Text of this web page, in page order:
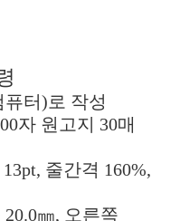
터)로 작성
자 원고지 30매
13pt, 줄간격 160%,
20.0㎜, 오른쪽